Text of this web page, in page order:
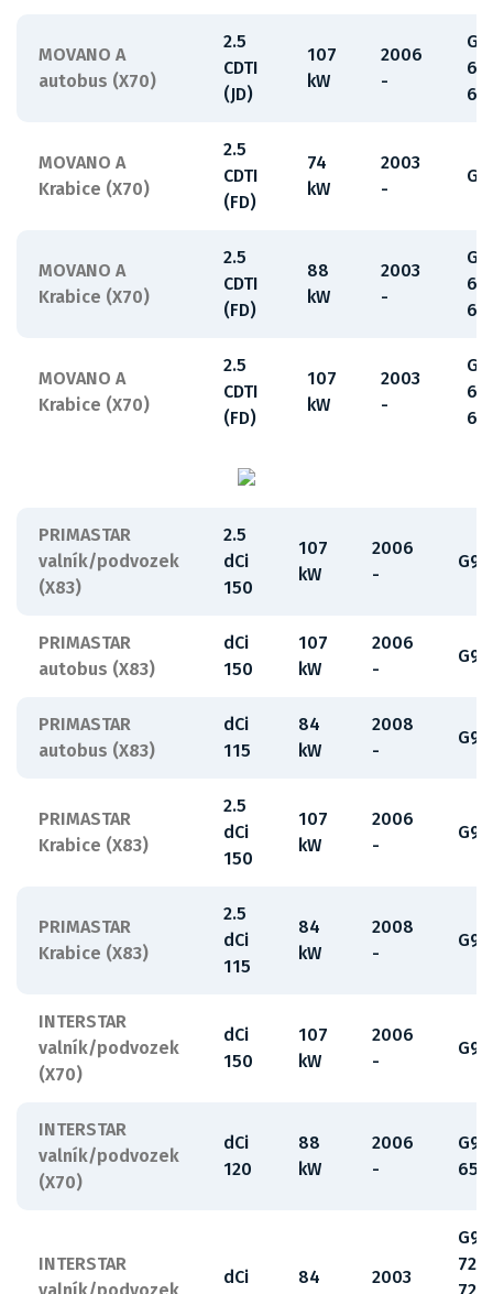
MOVANO A
autobus (X70)
2.5
CDTI
(JD)
107
kW
2006
-
MOVANO A
Krabice (X70)
2.5
CDTI
(FD)
74
kW
2003
-
MOVANO A
Krabice (X70)
2.5
CDTI
(FD)
88
kW
2003
-
MOVANO A
Krabice (X70)
2.5
CDTI
(FD)
107
kW
2003
-
PRIMASTAR
valník/podvozek
(X83)
2.5
dCi
150
107
kW
2006
-
PRIMASTAR
autobus (X83)
dCi
150
107
kW
2006
-
PRIMASTAR
autobus (X83)
dCi
115
84
kW
2008
-
PRIMASTAR
Krabice (X83)
2.5
dCi
150
107
kW
2006
-
PRIMASTAR
Krabice (X83)
2.5
dCi
115
84
kW
2008
-
INTERSTAR
valník/podvozek
(X70)
dCi
150
107
kW
2006
-
INTERSTAR
valník/podvozek
(X70)
dCi
120
88
kW
2006
-
G9U
650
INTERSTAR
valník/podvozek
dCi
84
2003
G9U